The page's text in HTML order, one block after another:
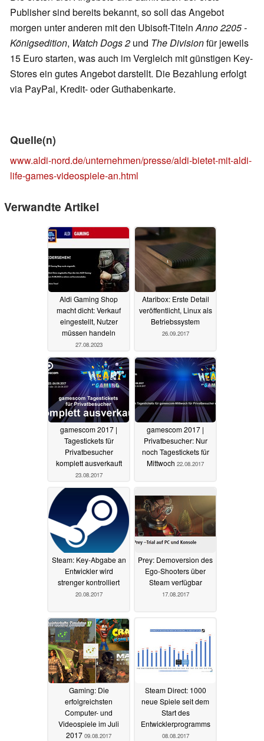
Publisher sind bereits bekannt, so soll das Angebot
morgen unter anderen mit den Ubisoft-TitelnAnno 2205 -
Königsedition, Watch Dogs 2 und The Divisionfür jeweils
15 Euro starten, was auch im Vergleich mit günstigen Key-
Stores ein gutes Angebot darstellt. Die Bezahlung erfolgt
via PayPal, Kredit- oder Guthabenkarte.
Quelle(n)
www.aldi-nord.de/unternehmen/presse/aldi-bietet-mit-aldi-
life-games-videospiele-an.html
Verwandte Artikel
Aldi Gaming Shop
macht dicht: Verkauf
eingestellt, Nutzer
müssen handeln
27.08.2023
Ataribox: Erste Detail
veröffentlicht, Linux als
Betriebssystem
26.09.2017
gamescom 2017 |
Tagestickets für
Privatbesucher
komplett ausverkauft
23.08.2017
gamescom 2017 |
Privatbesucher: Nur
noch Tagestickets für
Mittwoch 22.08.2017
Steam: Key-Abgabe an
Entwickler wird
strenger kontrolliert
20.08.2017
Prey: Demoversion des
Ego-Shooters über
Steam verfügbar
17.08.2017
Gaming: Die
erfolgreichsten
Computer- und
Videospiele im Juli
2017 09.08.2017
Steam Direct: 1000
neue Spiele seit dem
Start des
Entwicklerprogramms
08.08.2017